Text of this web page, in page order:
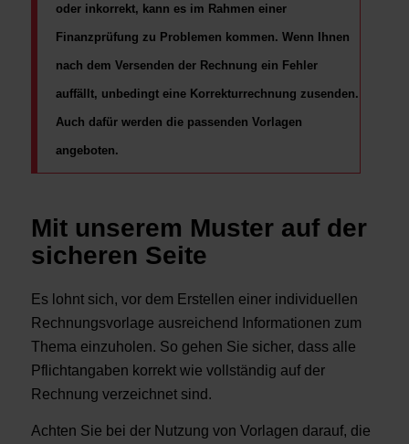
oder inkorrekt, kann es im Rahmen einer
Finanzprüfung zu Problemen kommen. Wenn Ihnen
nach dem Versenden der Rechnung ein Fehler
auffällt, unbedingt eine Korrekturrechnung zusenden.
Auch dafür werden die passenden Vorlagen
angeboten.
Mit unserem Muster auf der
sicheren Seite
Es lohnt sich, vor dem Erstellen einer individuellen
Rechnungsvorlage ausreichend Informationen zum
Thema einzuholen. So gehen Sie sicher, dass alle
Pflichtangaben korrekt wie vollständig auf der
Rechnung verzeichnet sind.
Achten Sie bei der Nutzung von Vorlagen darauf, die